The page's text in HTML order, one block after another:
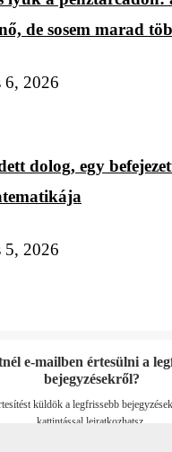
de sosem marad
6, 2026
dolog, egy
5, 2026
e-mailben értesülni a
bejegyzésekről?